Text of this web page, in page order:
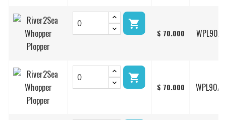

$ 70.000 WPL90/

$ 70.000 WPL90/